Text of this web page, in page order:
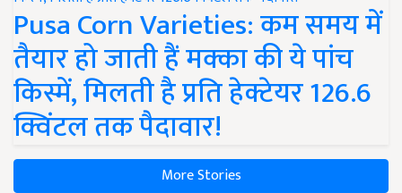
Pusa Corn Varieties: कम समय में
तैयार हो जाती हैं मक्का की ये पांच
किस्में, मिलती है प्रति हेक्टेयर 126.6
क्विंटल तक पैदावार!
More Stories